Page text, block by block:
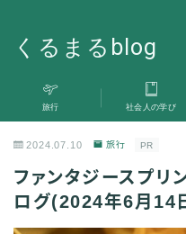
くるまるblog
MENU
旅行
暮らし
旅行 社会人の学び
2024.07.10 旅行 PR
ファンタジースプリ
ログ(2024年6月14